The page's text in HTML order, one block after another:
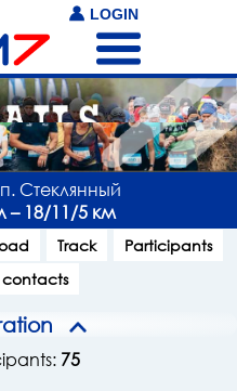
LOGIN
Стеклянный
– 18/11/5 км
Track
Participants
contacts
75